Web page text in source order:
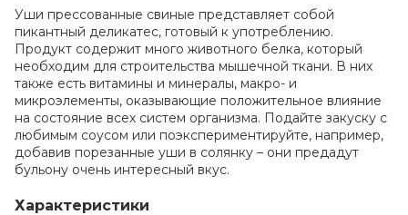
Уши прессованные свиные представляет собой
пикантный деликатес, готовый к употреблению.
Продукт содержит много животного белка, который
необходим для строительства мышечной ткани. В них
также есть витамины и минералы, макро- и
микроэлементы, оказывающие положительное влияние
на состояние всех систем организма. Подайте закуску с
любимым соусом или поэкспериментируйте, например,
добавив порезанные уши в солянку – они предадут
бульону очень интересный вкус.
Характеристики